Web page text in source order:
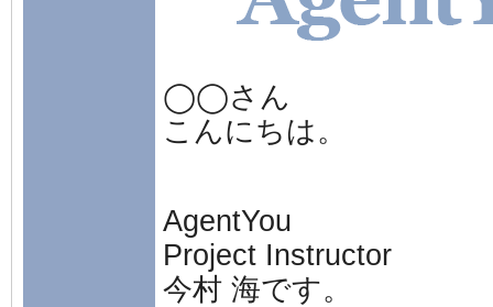
◯◯さん
こんにちは。
AgentYou
Project Instructor
今村 海です。